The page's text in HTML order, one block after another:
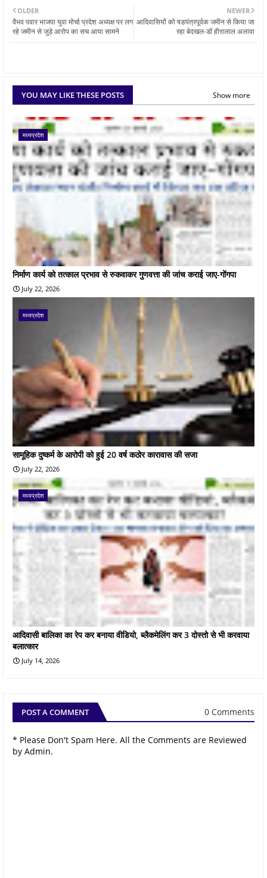
NEWER
आदिवासियों को षडयंत्रपूर्वक जमीन से किया जा
रहा बेदखल-डॉ हीरालाल अलावा
OLDER
वैभव पवार भाजपा युवा मोर्चा प्रदेश अध्यक्ष पर लग
रहे जमीन से जुड़े आरोप का सच आया सामने
YOU MAY LIKE THESE POSTS Show more
मध्यप्रदेश
निर्माण कार्य को तत्काल प्रभाव से रुकवाकर गुणवत्ता की जांच कराई जाए-गोंगपा
July 22, 2026
मध्यप्रदेश
सामूहिक दुष्कर्म के आरोपी को हुई 20 वर्ष कठोर कारावास की सजा
July 22, 2026
मध्यप्रदेश
आदिवासी बालिका का रेप कर बनाया वीडियो, ब्लैकमेलिंग कर 3 दोस्तो से भी करवाया
बलात्कार
July 14, 2026
POST A COMMENT 0 Comments
* Please Don't Spam Here. All the Comments are Reviewed
by Admin.